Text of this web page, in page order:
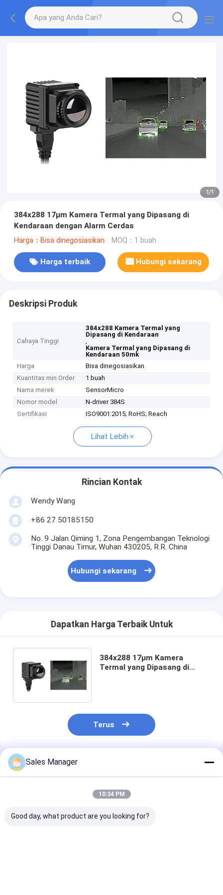
1/1
384x288 17μm Kamera Termal yang Dipasang di
Kendaraan dengan Alarm Cerdas
Harga：Bisa dinegosiasikan MOQ：1 buah
Harga terbaik Hubungi sekarang
Deskripsi Produk
Cahaya Tinggi
384x288 Kamera Termal yang
Dipasang di Kendaraan
,
Kamera Termal yang Dipasang di
Kendaraan 50mk
Harga
Bisa dinegosiasikan
Kuantitas min Order
1 buah
Nama merek
SensorMicro
Nomor model
N-driver 384S
Sertifikasi
ISO9001:2015; RoHS; Reach
Lihat Lebih
Rincian Kontak
Wendy Wang
+86 27 50185150
No. 9 Jalan Qiming 1, Zona Pengembangan Teknologi
Tinggi Danau Timur, Wuhan 430205, R.R. China
Hubungi sekarang
Dapatkan Harga Terbaik Untuk
384x288 17μm Kamera
Termal yang Dipasang di
Terus
Rekomendasi Produk
Sales Manager
10:34 PM
Good day, what product are you looking for?